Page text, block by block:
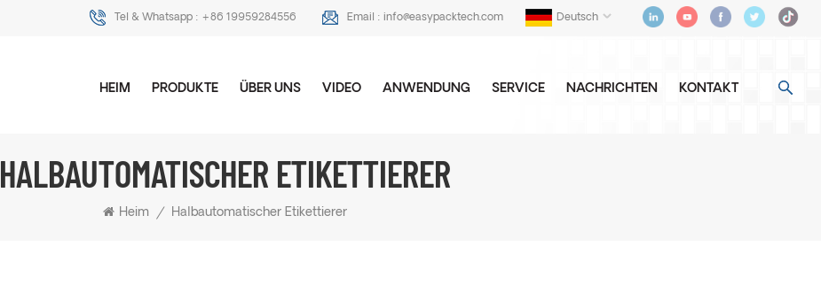
Deutsch
Tel & Whatsapp : +86 19959284556 Email : info@easypacktech.com
HEIM PRODUKTE ÜBER UNS VIDEO ANWENDUNG SERVICE NACHRICHTEN KONTAKT
HALBAUTOMATISCHER ETIKETTIERER
Heim / Halbautomatischer Etikettierer